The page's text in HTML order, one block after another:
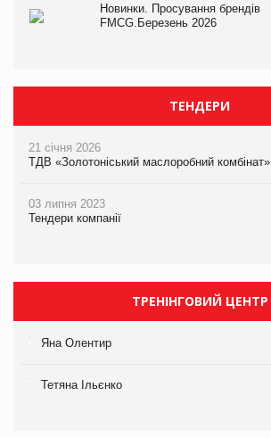
Новинки. Просування брендів
FMCG.Березень 2026
ТЕНДЕРИ
21 січня 2026
ТДВ «Золотоніський маслоробний комбінат»
03 липня 2023
Тендери компанії
ТРЕНІНГОВИЙ ЦЕНТР
Яна Олентир
Тетяна Ільєнко